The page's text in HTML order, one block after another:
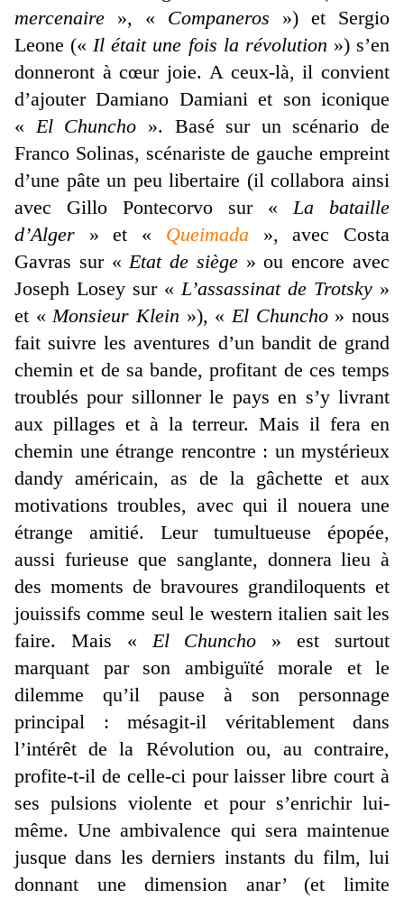
mercenaire », « Companeros ») et Sergio
Leone («Il était une fois la révolution ») s’en
donneront à cœur joie. A ceux-là, il convient
d’ajouter Damiano Damiani et son iconique
«El Chuncho ». Basé sur un scénario de
Franco Solinas, scénariste de gauche empreint
d’une pâte un peu libertaire (il collabora ainsi
avec Gillo Pontecorvo sur «La bataille
d’Alger » et « Queimada », avec Costa
Gavras sur «Etat de siège» ou encore avec
Joseph Losey sur «L’assassinat de Trotsky »
et «Monsieur Klein »), «El Chuncho» nous
fait suivre les aventures d’un bandit de grand
chemin et de sa bande, profitant de ces temps
troublés pour sillonner le pays en s’y livrant
aux pillages et à la terreur. Mais il fera en
chemin une étrange rencontre : un mystérieux
dandy américain, as de la gâchette et aux
motivations troubles, avec qui il nouera une
étrange amitié. Leur tumultueuse épopée,
aussi furieuse que sanglante, donnera lieu à
des moments de bravoures grandiloquents et
jouissifs comme seul le western italien sait les
faire. Mais «El Chuncho » est surtout
marquant par son ambiguïté morale et le
dilemme qu’il pause à son personnage
principal : mésagit-il véritablement dans
l’intérêt de la Révolution ou, au contraire,
profite-t-il de celle-ci pour laisser libre court à
ses pulsions violente et pour s’enrichir lui-
même. Une ambivalence qui sera maintenue
jusque dans les derniers instants du film, lui
donnant une dimension anar’ (et limite